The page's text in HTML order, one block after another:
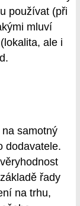
používat (při
mluví
ale i
samotný
dodavatele.
řady
na trhu,